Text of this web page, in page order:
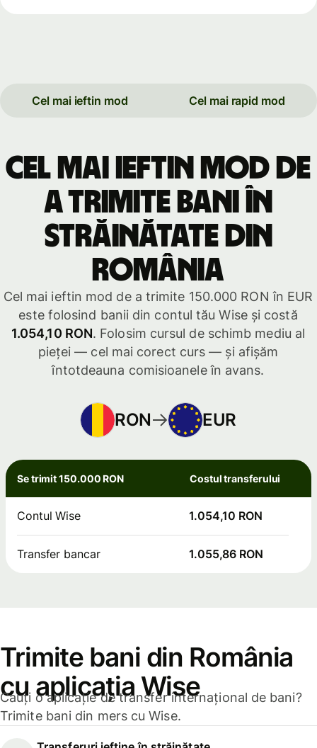
Cel mai ieftin mod Cel mai rapid mod
Cel mai ieftin mod de
a trimite bani în
străinătate din
România
Cel mai ieftin mod de a trimite 150.000 RON în EUR
este folosind banii din contul tău Wise și costă
1.054,10 RON. Folosim cursul de schimb mediu al
pieței — cel mai corect curs — și afișăm
întotdeauna comisioanele în avans.
RON EUR
Se trimit 150.000 RON Costul transferului
Contul Wise 1.054,10 RON
Transfer bancar 1.055,86 RON
Trimite bani din România
cu aplicația Wise
Cauți o aplicație de transfer internațional de bani?
Trimite bani din mers cu Wise.